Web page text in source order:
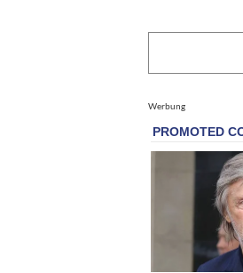
Werbung